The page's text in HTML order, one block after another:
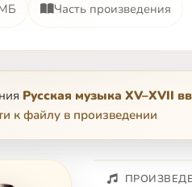
Часть произведения
Русская музыка XV–XVII
к файлу в произведении